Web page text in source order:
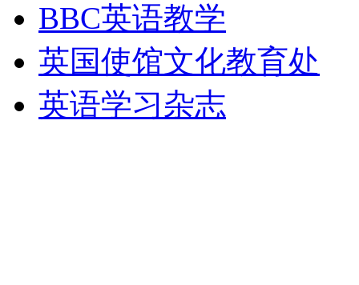
BBC英语教学
英国使馆文化教育处
英语学习杂志